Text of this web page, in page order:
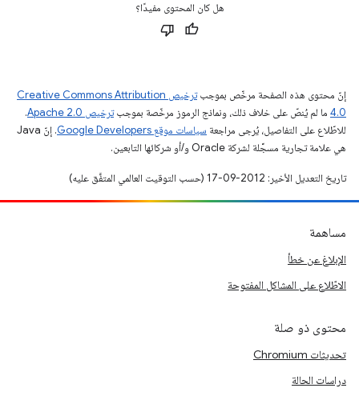
هل كان المحتوى مفيدًا؟
إنّ محتوى هذه الصفحة مرخّص بموجب
ترخيص Creative Commons Attribution
4.0‏ ما لم يُنصّ على خلاف ذلك، ونماذج الرموز مرخّصة بموجبترخيص Apache 2.0‏
.
للاطّلاع على التفاصيل، يُرجى مراجعة سياسات موقع Google Developers‏
. إنّ Java
هي علامة تجارية مسجَّلة لشركة Oracle و/أو شركائها التابعين.
تاريخ التعديل الأخير: 2012-09-17 (حسب التوقيت العالمي المتفَّق عليه)
مساهمة
الإبلاغ عن خطأ
الاطّلاع على المشاكل المفتوحة
محتوى ذو صلة
تحديثات Chromium
دراسات الحالة